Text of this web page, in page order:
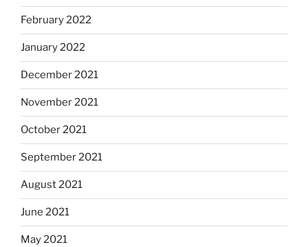
February 2022
January 2022
December 2021
November 2021
October 2021
September 2021
August 2021
June 2021
May 2021